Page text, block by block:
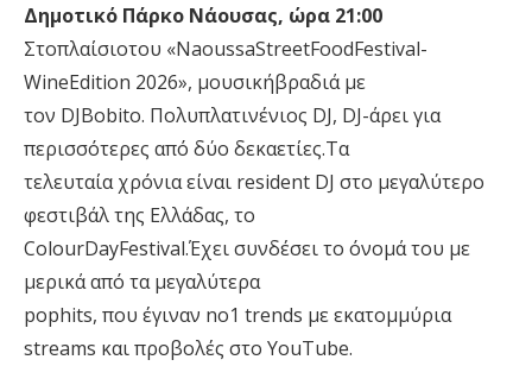
Δημοτικό Πάρκο Νάουσας, ώρα 21:00
Στοπλαίσιοτου «NaoussaStreetFoodFestival-
WineEdition 2026», μουσικήβραδιά με
τον DJBobito. Πολυπλατινένιος DJ, DJ-άρει για
περισσότερες από δύο δεκαετίες.Τα
τελευταία χρόνια είναι resident DJ στο μεγαλύτερο
φεστιβάλ της Ελλάδας, το
ColourDayFestival.Έχει συνδέσει το όνομά του με
μερικά από τα μεγαλύτερα
pophits, που έγιναν no1 trends με εκατομμύρια
streams και προβολές στο YouTube.